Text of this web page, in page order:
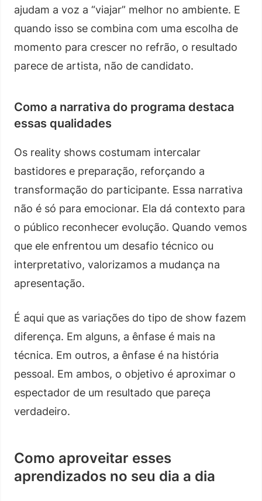
ajudam a voz a “viajar” melhor no ambiente. E
quando isso se combina com uma escolha de
momento para crescer no refrão, o resultado
parece de artista, não de candidato.
Como a narrativa do programa destaca
essas qualidades
Os reality shows costumam intercalar
bastidores e preparação, reforçando a
transformação do participante. Essa narrativa
não é só para emocionar. Ela dá contexto para
o público reconhecer evolução. Quando vemos
que ele enfrentou um desafio técnico ou
interpretativo, valorizamos a mudança na
apresentação.
É aqui que as variações do tipo de show fazem
diferença. Em alguns, a ênfase é mais na
técnica. Em outros, a ênfase é na história
pessoal. Em ambos, o objetivo é aproximar o
espectador de um resultado que pareça
verdadeiro.
Como aproveitar esses
aprendizados no seu dia a dia